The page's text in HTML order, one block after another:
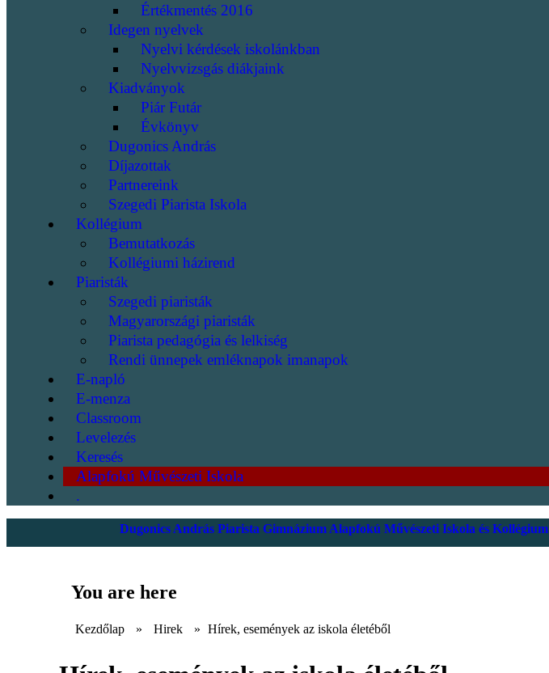
Értékmentés 2016
Idegen nyelvek
Nyelvi kérdések iskolánkban
Nyelvvizsgás diákjaink
Kiadványok
Piár Futár
Évkönyv
Dugonics András
Díjazottak
Partnereink
Szegedi Piarista Iskola
Kollégium
Bemutatkozás
Kollégiumi házirend
Piaristák
Szegedi piaristák
Magyarországi piaristák
Piarista pedagógia és lelkiség
Rendi ünnepek emléknapok imanapok
E-napló
E-menza
Classroom
Levelezés
Keresés
Alapfokú Művészeti Iskola
.
Dugonics András Piarista Gimnázium Alapfokú Művészeti Iskola és Kollégium
You are here
Kezdőlap » Hirek » Hírek, események az iskola életéből